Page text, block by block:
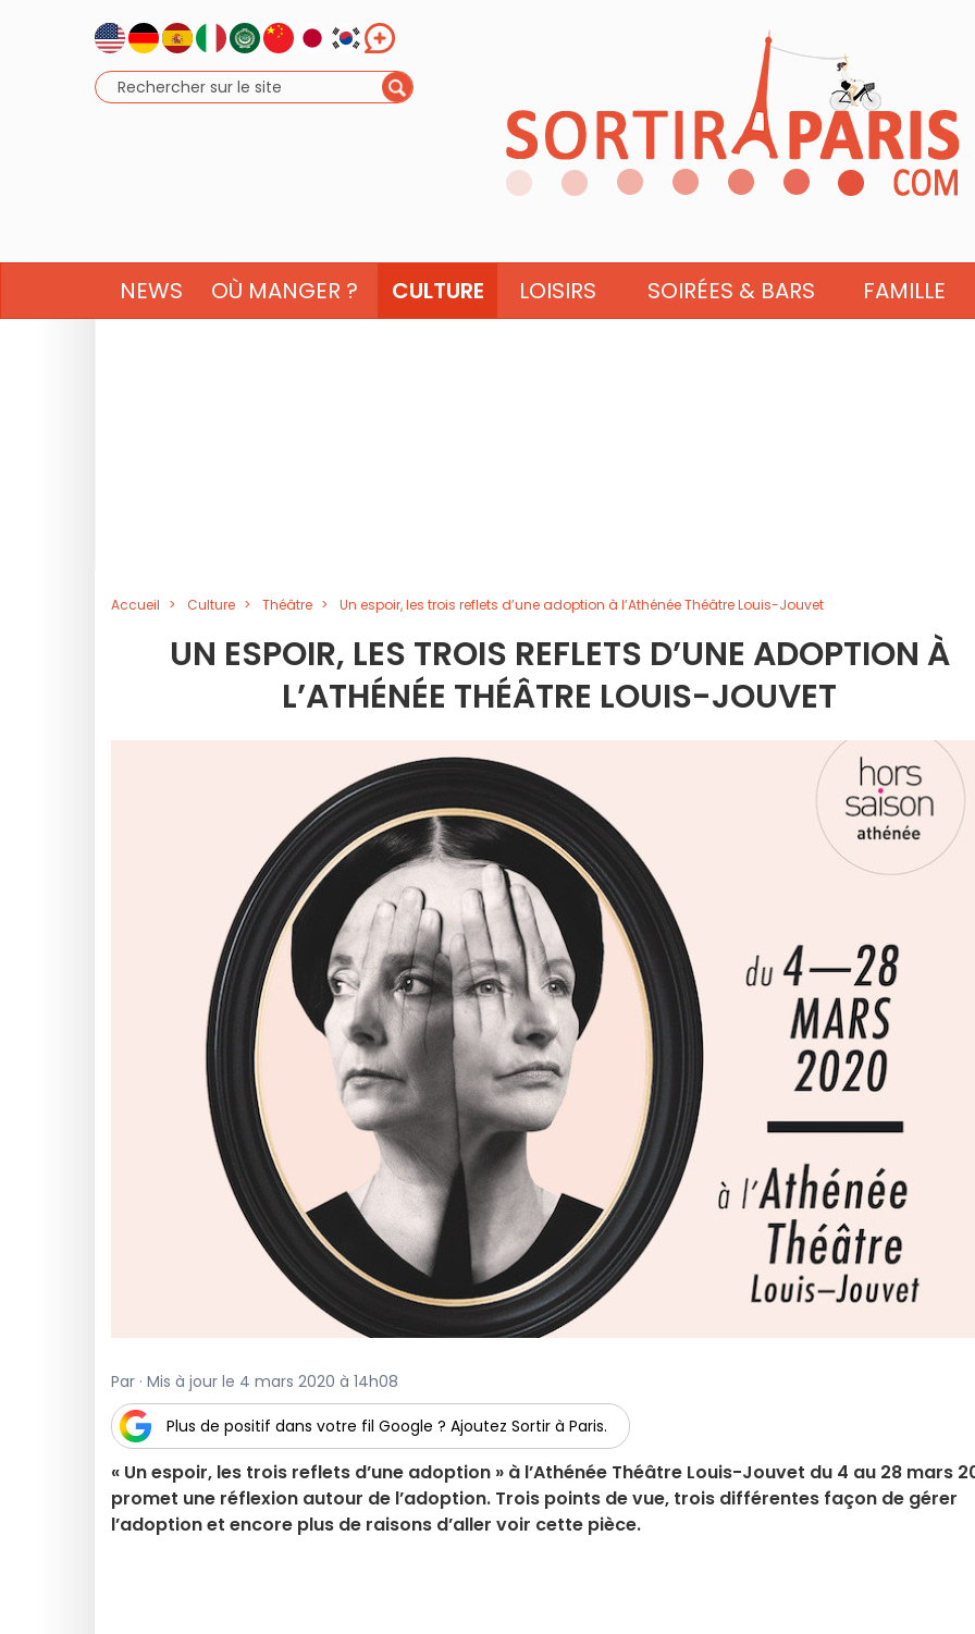
NEWS OÙ MANGER ? CULTURE LOISIRS SOIRÉES & BARS FAMILLE
Accueil Culture Théâtre Un espoir, les trois reflets d’une adoption à l’Athénée Théâtre Louis-Jouvet
UN ESPOIR, LES TROIS REFLETS D’UNE ADOPTION À
L’ATHÉNÉE THÉÂTRE LOUIS-JOUVET
Par · Mis à jour le 4 mars 2020 à 14h08
Plus de positif dans votre fil Google ? Ajoutez Sortir à Paris.
« Un espoir, les trois reflets d’une adoption » à l’Athénée Théâtre Louis-Jouvet du 4 au 28 mars
promet une réflexion autour de l’adoption. Trois points de vue, trois différentes façon de gérer
l’adoption et encore plus de raisons d’aller voir cette pièce.